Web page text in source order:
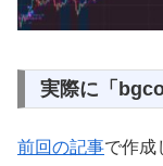
実際に「
前回の記事で作成